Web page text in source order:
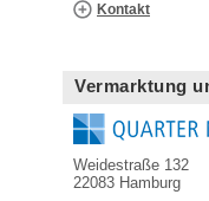
Kontakt
Vermarktung
Weidestraße 132
22083 Hamburg